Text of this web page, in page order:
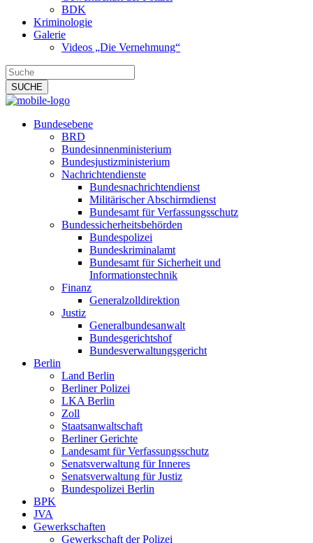
BDK
Kriminologie
Galerie
Videos „Die Vernehmung“
Bundesebene
BRD
Bundesinnenministerium
Bundesjustizministerium
Nachrichtendienste
Bundesnachrichtendienst
Militärischer Abschirmdienst
Bundesamt für Verfassungsschutz
Bundessicherheitsbehörden
Bundespolizei
Bundeskriminalamt
Bundesamt für Sicherheit und
Informationstechnik
Finanz
Generalzolldirektion
Justiz
Generalbundesanwalt
Bundesgerichtshof
Bundesverwaltungsgericht
Berlin
Land Berlin
Berliner Polizei
LKA Berlin
Zoll
Staatsanwaltschaft
Berliner Gerichte
Landesamt für Verfassungsschutz
Senatsverwaltung für Inneres
Senatsverwaltung für Justiz
Bundespolizei Berlin
BPK
JVA
Gewerkschaften
Gewerkschaft der Polizei